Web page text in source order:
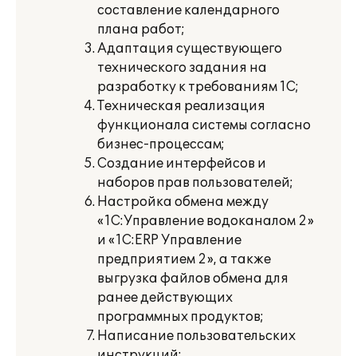
составление календарного
плана работ;
Адаптация существующего
технического задания на
разработку к требованиям 1С;
Техническая реализация
функционала системы согласно
бизнес-процессам;
Создание интерфейсов и
наборов прав пользователей;
Настройка обмена между
«1С:Управление водоканалом 2»
и «1С:ERP Управление
предприятием 2», а также
выгрузка файлов обмена для
ранее действующих
программных продуктов;
Написание пользовательских